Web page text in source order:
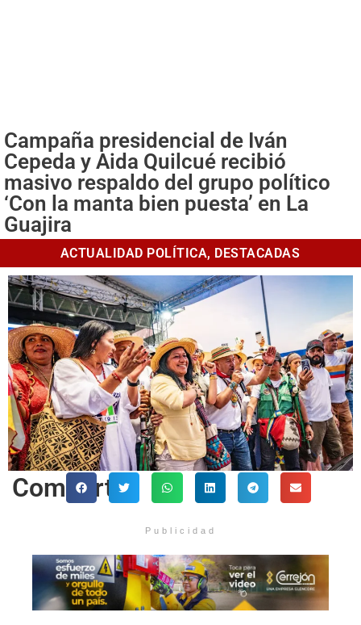
Campaña presidencial de Iván
Cepeda y Aida Quilcué recibió
masivo respaldo del grupo político
‘Con la manta bien puesta’ en La
Guajira
ACTUALIDAD POLÍTICA, DESTACADAS
Comparte
Publicidad